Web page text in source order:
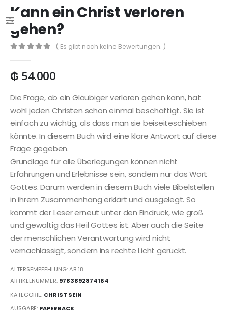
Kann ein Christ verloren
gehen?
( Es gibt noch keine Bewertungen. )
₲ 54.000
Die Frage, ob ein Gläubiger verloren gehen kann, hat
wohl jeden Christen schon einmal beschäftigt. Sie ist
einfach zu wichtig, als dass man sie beiseiteschieben
könnte. In diesem Buch wird eine klare Antwort auf diese
Frage gegeben.
Grundlage für alle Überlegungen können nicht
Erfahrungen und Erlebnisse sein, sondern nur das Wort
Gottes. Darum werden in diesem Buch viele Bibelstellen
in ihrem Zusammenhang erklärt und ausgelegt. So
kommt der Leser erneut unter den Eindruck, wie groß
und gewaltig das Heil Gottes ist. Aber auch die Seite
der menschlichen Verantwortung wird nicht
vernachlässigt, sondern ins rechte Licht gerückt.
ALTERSEMPFEHLUNG: AB 18
ARTIKELNUMMER: 9783892874164
KATEGORIE: CHRIST SEIN
AUSGABE: PAPERBACK